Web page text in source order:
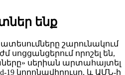
ենք
շարունակում
սոցցանցերում որոշել են,
սերիան արտահայտել
19 կորոնավիրուսը, և ԱՄՆ-ի